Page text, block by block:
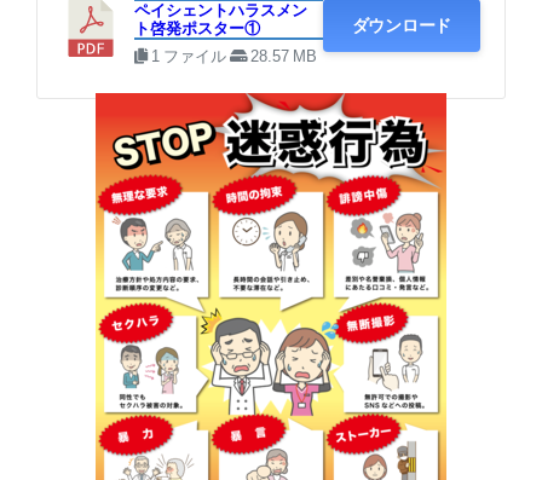
ペイシェントハラスメン
ト啓発ポスター①
1 ファイル
28.57 MB
ダウンロード